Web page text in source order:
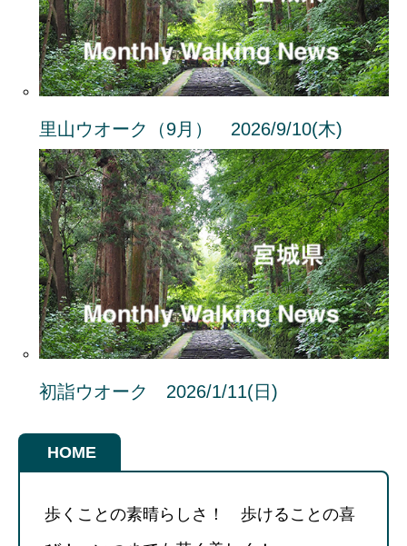
里山ウオーク（9月） 2026/9/10(木)
初詣ウオーク 2026/1/11(日)
HOME
歩くことの素晴らしさ！ 歩けることの喜